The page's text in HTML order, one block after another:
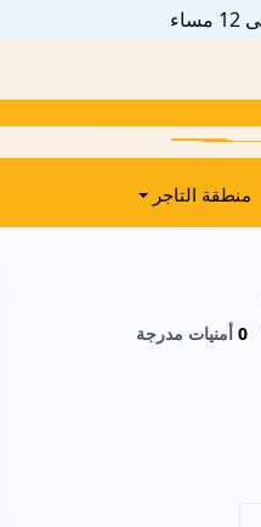
منطقة التاجر
0أمنيات مدرجة